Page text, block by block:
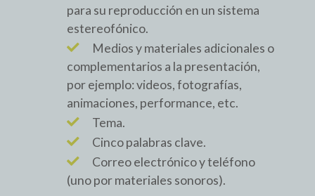
para su reproducción en un sistema
estereofónico.
Medios y materiales adicionales o
complementarios a la presentación,
por ejemplo: videos, fotografías,
animaciones, performance, etc.
Tema.
Cinco palabras clave.
Correo electrónico y teléfono
(uno por materiales sonoros).